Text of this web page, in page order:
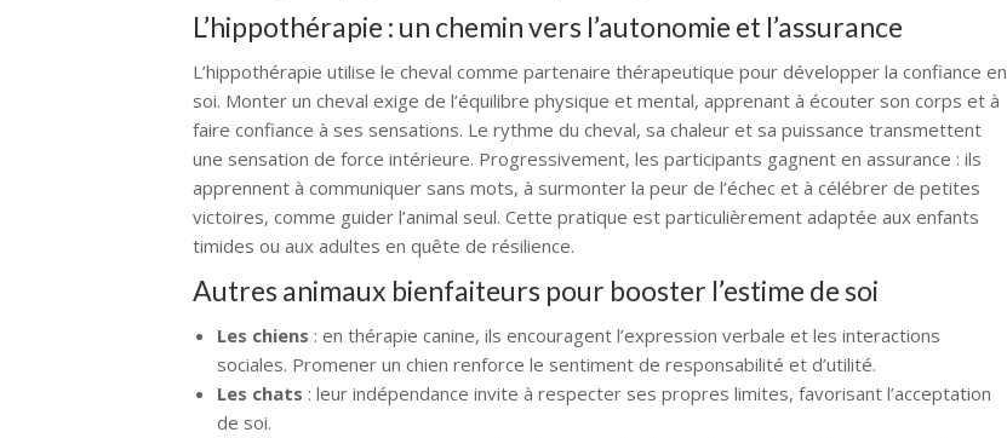
L’hippothérapie : un chemin vers l’autonomie et l’assurance
L’hippothérapie utilise le cheval comme partenaire thérapeutique pour développer la confiance en
soi. Monter un cheval exige de l’équilibre physique et mental, apprenant à écouter son corps et à
faire confiance à ses sensations. Le rythme du cheval, sa chaleur et sa puissance transmettent
une sensation de force intérieure. Progressivement, les participants gagnent en assurance : ils
apprennent à communiquer sans mots, à surmonter la peur de l’échec et à célébrer de petites
victoires, comme guider l’animal seul. Cette pratique est particulièrement adaptée aux enfants
timides ou aux adultes en quête de résilience.
Autres animaux bienfaiteurs pour booster l’estime de soi
Les chiens : en thérapie canine, ils encouragent l’expression verbale et les interactions
sociales. Promener un chien renforce le sentiment de responsabilité et d’utilité.
Les chats : leur indépendance invite à respecter ses propres limites, favorisant l’acceptation
de soi.